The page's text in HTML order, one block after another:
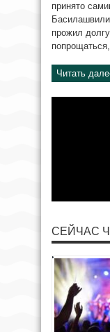
принято
прожил
Читать
СЕЙЧАС